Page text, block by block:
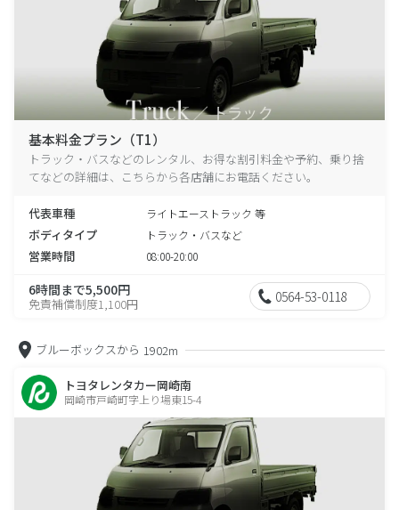
基本料金プラン（T1）
トラック・バスなどのレンタル、お得な割引料金や予約、乗り捨
てなどの詳細は、こちらから各店舗にお電話ください。
代表車種 ライトエーストラック 等
ボディタイプ トラック・バスなど
営業時間 08:00-20:00
6時間まで5,500円
免責補償制度1,100円 0564-53-0118
ブルーボックスから 1902m
トヨタレンタカー岡崎南
岡崎市戸崎町字上り場東15-4